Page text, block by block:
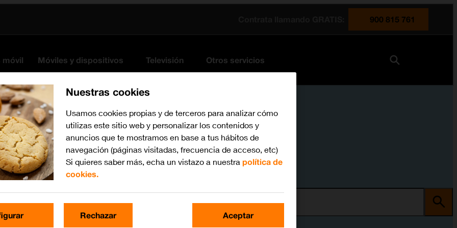
900 815 761
móvil Móviles y dispositivos Televisión Otros servicios
Busca por problema o tema
Nuestras cookies
Usamos cookies propias y de terceros para analizar cómo
utilizas este sitio web y personalizar los contenidos y
anuncios que te mostramos en base a tus hábitos de
navegación (páginas visitadas, frecuencia de acceso, etc)
Si quieres saber más, echa un vistazo a nuestra política de
cookies.
Rechazar Aceptar